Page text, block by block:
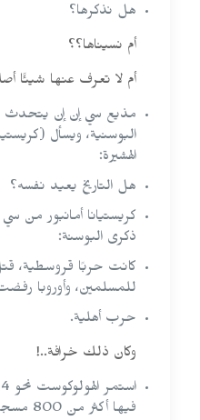
هل نذكرها؟
أم نسيناها؟؟
أم لا تعرف عنها شيئًا
مذيع سي إن إن يتحدث
البوسنية، ويسأل
الهشيرة:
هل التاريخ يعيد نفسه؟
كريستيانا أمانبور من
ذكرى البوسنة:
كانت حربًا قروسطية،
للمسلمين، وأوروبا
حرب أهلية.
وكان ذلك خرافة..!
فيها